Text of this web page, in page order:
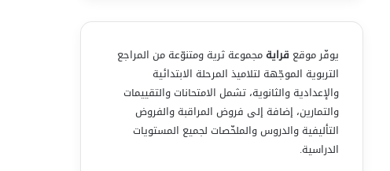
يوفّر موقع قرايةمجموعة ثرية ومتنوّعة من المراجع
التربوية الموجّهة لتلاميذ المرحلة الابتدائية
والإعدادية والثانوية، تشمل الامتحانات والتقييمات
والتمارين، إضافة إلى فروض المراقبة والفروض
التأليفية والدروس والملخّصات لجميع المستويات
الدراسية.